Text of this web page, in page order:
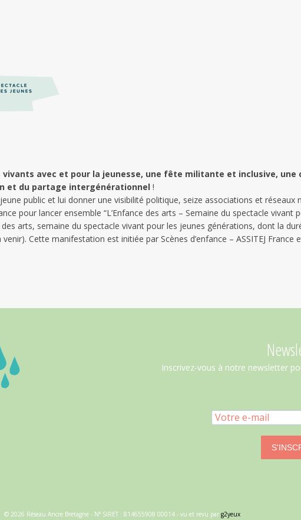
vivants avec et pour la jeunesse, une fête militante et inclusive,
et du partage intergénérationnel !
public et lui donner une visibilité politique, seize associations et réseaux
pour lancer ensemble “L’Enfance des arts – Semaine du spectacle vivant
arts, semaine du spectacle vivant pour les jeunes générations, dont la
Cette manifestation est initiée par Scènes d’enfance – ASSITEJ
Inscrivez-vous à notre newsletter
© 2026 Réseau Ancre Bretagne - N° SIRET : 814655908 00014 - vu et revu par g2yeux